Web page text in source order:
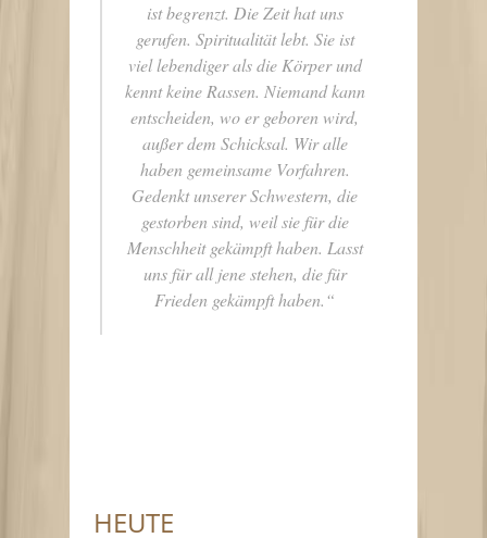
ist begrenzt. Die Zeit hat uns
gerufen. Spiritualität lebt. Sie ist
viel lebendiger als die Körper und
kennt keine Rassen. Niemand kann
entscheiden, wo er geboren wird,
außer dem Schicksal. Wir alle
haben gemeinsame Vorfahren.
Gedenkt unserer Schwestern, die
gestorben sind, weil sie für die
Menschheit gekämpft haben. Lasst
uns für all jene stehen, die für
Frieden gekämpft haben.“
HEUTE